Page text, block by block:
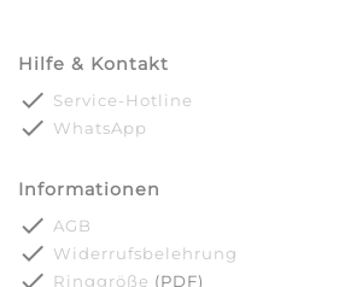
Hilfe & Kontakt
done Service-Hotline
done WhatsApp
Informationen
done AGB
done Widerrufsbelehrung
Ringgröße (PDF)